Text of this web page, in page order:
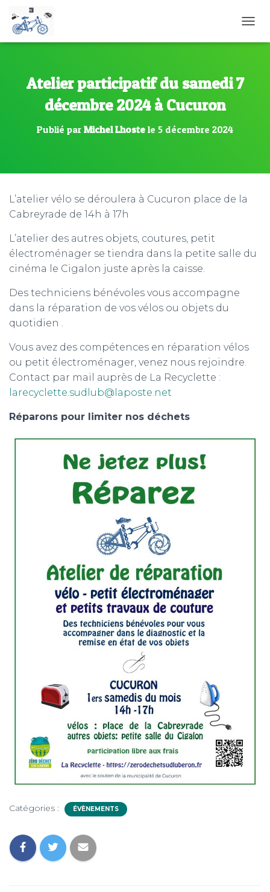
É
Atelier participatif du samedi 7
décembre 2024 à Cucuron
Publié par Michel Lhoste le 5 décembre 2024
L’atelier vélo se déroulera à Cucuron place de la
Cabreyrade de 14h à 17h
L’atelier des autres objets, coutures, petit
électroménager se tiendra dans la petite salle du
cinéma le Cigalon juste après la caisse.
Des techniciens bénévoles vous accompagne
dans la réparation de vos vélos ou objets du
quotidien .
Vous avez des compétences en réparation vélos
ou petit électroménager, venez nous rejoindre.
Contact par mail auprès de La Recyclette :
larecyclette.sudlub@laposte.net
Réparons pour limiter nos déchets
Catégories : ÉVÈNEMENTS